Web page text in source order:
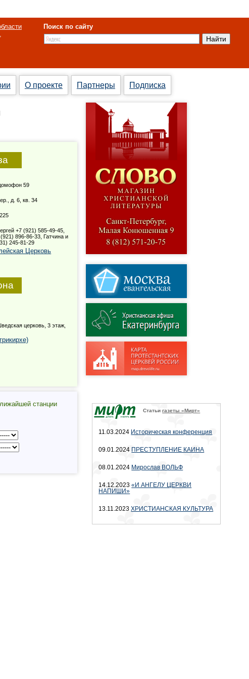
Поиск по сайту
О проекте Партнеры Подписка
59
д. 6, кв. 34
+7 (921) 585-49-45,
896-86-33, Гатчина и
245-81-29
Церковь
церковь, 3 этаж,
станции
Статьигазеты «Мирт»
11.03.2024 Историческая конференция
09.01.2024 ПРЕСТУПЛЕНИЕ КАИНА
08.01.2024 Мирослав ВОЛЬФ
14.12.2023«И АНГЕЛУ ЦЕРКВИ
НАПИШИ»
13.11.2023ХРИСТИАНСКАЯ КУЛЬТУРА